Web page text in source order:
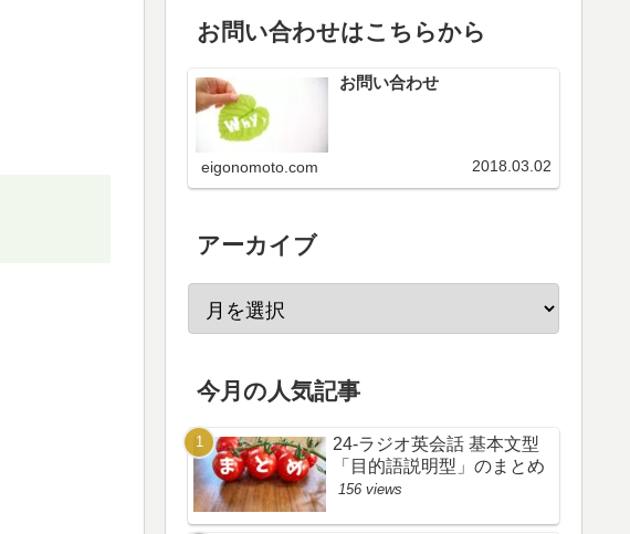
お問い合わせはこちらから
お問い合わせ
eigonomoto.com 2018.03.02
アーカイブ
今月の人気記事
24-ラジオ英会話 基本文型
「目的語説明型」のまとめ
156 views